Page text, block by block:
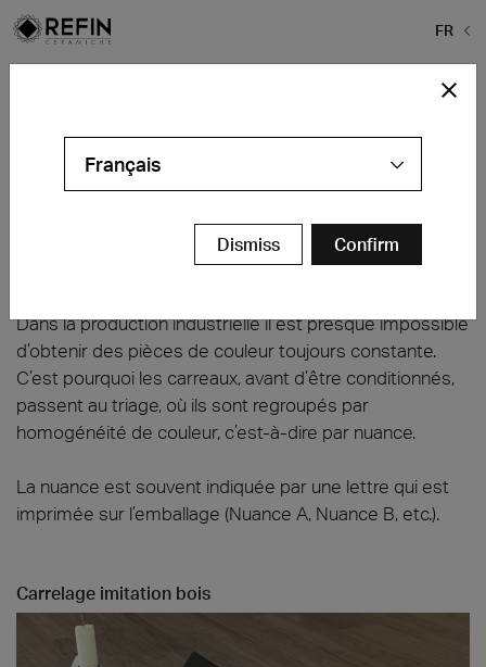
FR
carreaux?
Qu'est-ce que c'est la nuance?
est la tonalité qui caractérise un lot de
Dans la production industrielle il est presque impossible
d’obtenir des pièces de couleur toujours constante.
C’est pourquoi les carreaux, avant d’être conditionnés,
passent au triage, où ils sont regroupés par
homogénéité de couleur, c’est-à-dire par nuance.
La nuance est souvent indiquée par une lettre qui est
imprimée sur l’emballage (Nuance A, Nuance B, etc.).
Carrelage imitation bois
Français
Dismiss Confirm